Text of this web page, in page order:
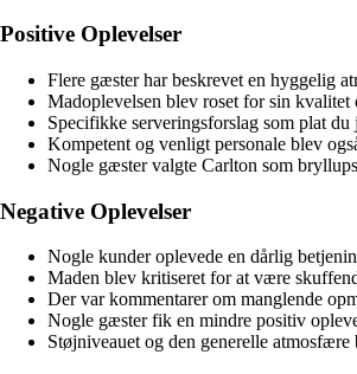
Positive Oplevelser
Flere gæster har beskrevet en hyggelig
Madoplevelsen blev roset for sin kvalitet
Specifikke serveringsforslag som plat
Kompetent og venligt personale blev
Nogle gæster valgte Carlton som
Negative Oplevelser
Nogle kunder oplevede en dårlig
Maden blev kritiseret for at være
Der var kommentarer om manglende
Nogle gæster fik en mindre positiv
Støjniveauet og den generelle